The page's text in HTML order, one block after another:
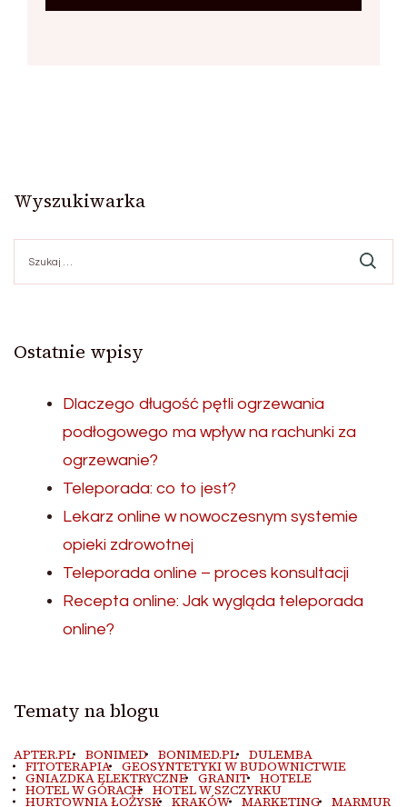
Wyszukiwarka
Ostatnie wpisy
Dlaczego długość pętli ogrzewania
podłogowego ma wpływ na rachunki za
ogrzewanie?
Teleporada: co to jest?
Lekarz online w nowoczesnym systemie
opieki zdrowotnej
Teleporada online – proces konsultacji
Recepta online: Jak wygląda teleporada
online?
Tematy na blogu
APTER.PL BONIMED BONIMED.PL DULEMBA
FITOTERAPIA GEOSYNTETYKI W BUDOWNICTWIE
GNIAZDKA ELEKTRYCZNE GRANIT HOTELE
HOTEL W GÓRACH HOTEL W SZCZYRKU
HURTOWNIA ŁOŻYSK KRAKÓW MARKETING MARMUR